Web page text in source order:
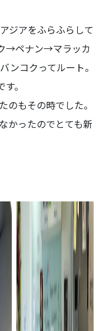
ジアをふらふらして
→ペナン→マラッカ
コクってルート。
。
のもその時でした。
かったのでとても新